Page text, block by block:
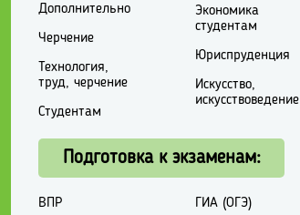
Дополнительно
Черчение
Технология,
труд, черчение
Студентам
Экономика
студентам
Юриспруденция
Искусство,
искусствоведение
Подготовка к экзаменам:
ВПР
ГИА (ОГЭ)